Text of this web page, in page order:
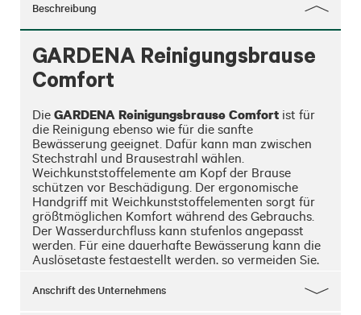
Beschreibung
GARDENA Reinigungsbrause
Comfort
Die GARDENA Reinigungsbrause Comfort ist für
die Reinigung ebenso wie für die sanfte
Bewässerung geeignet. Dafür kann man zwischen
Stechstrahl und Brausestrahl wählen.
Weichkunststoffelemente am Kopf der Brause
schützen vor Beschädigung. Der ergonomische
Handgriff mit Weichkunststoffelementen sorgt für
größtmöglichen Komfort während des Gebrauchs.
Der Wasserdurchfluss kann stufenlos angepasst
werden. Für eine dauerhafte Bewässerung kann die
Auslösetaste festgestellt werden, so vermeiden Sie,
Comfort Reinigungsbrause über einen integrierten
Anschrift des Unternehmens